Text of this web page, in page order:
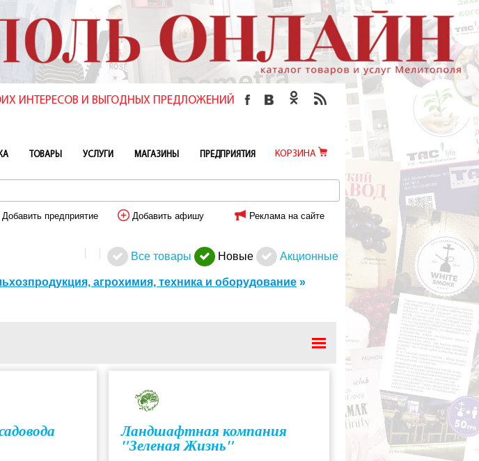
ИНТЕРЕСОВ И ВЫГОДНЫХ ПРЕДЛОЖЕНИЙ
ТОВАРЫ УСЛУГИ МАГАЗИНЫ ПРЕДПРИЯТИЯ КОРЗИНА
предприятие Добавить афишу Реклама на сайте
Все товары Новые Акционные
агрохимия, техника и оборудование »
Ландшафтная компания
"Зеленая Жизнь"